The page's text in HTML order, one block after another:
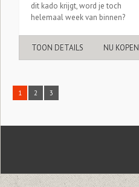
dit kado krijgt, word je toch
helemaal week van binnen?
TOON DETAILS NU KOPEN
1 2 3